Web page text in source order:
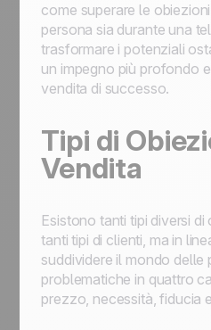
come superare le
persona sia durante una
trasformare i potenziali
un impegno più profondo
vendita di successo.
Tipi di
Vendita
Esistono tanti tipi diversi
tanti tipi di clienti, ma in
suddividere il mondo delle
problematiche in quattro
prezzo, necessità, fiducia